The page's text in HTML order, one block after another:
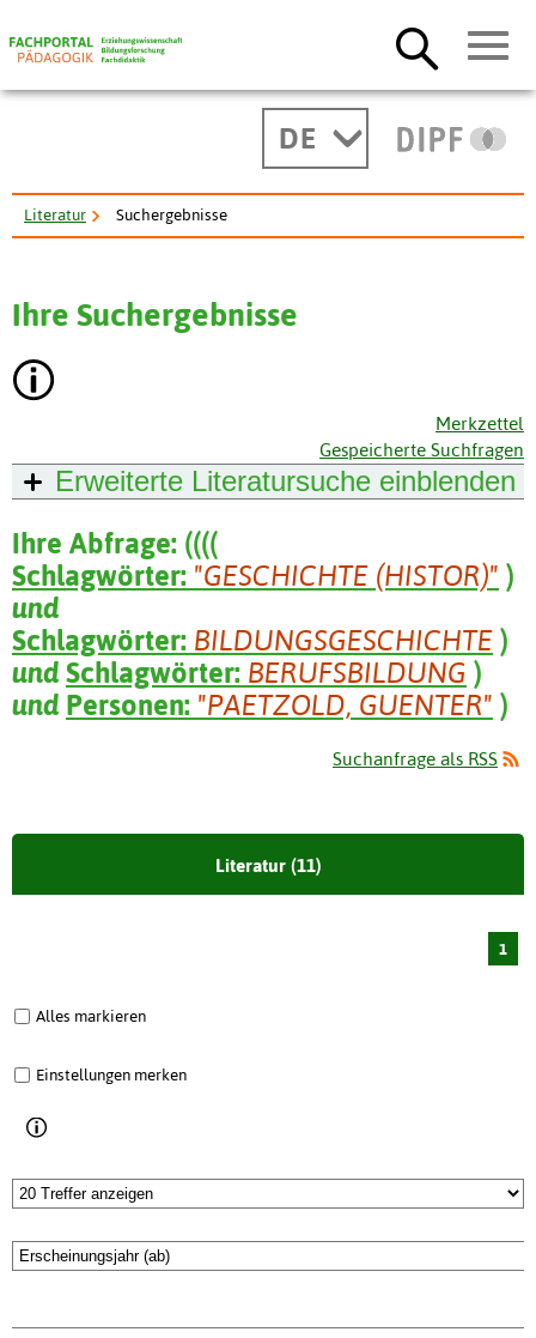
DE
Literatur Suchergebnisse
Ihre Suchergebnisse
Merkzettel
Gespeicherte Suchfragen
Erweiterte Literatursuche einblenden
Ihre Abfrage: ((((
Schlagwörter: "GESCHICHTE (HISTOR)" )
und
Schlagwörter: BILDUNGSGESCHICHTE )
und Schlagwörter: BERUFSBILDUNG )
und Personen: "PAETZOLD, GUENTER" )
Suchanfrage als RSS
Literatur (11)
1
Alles markieren
Einstellungen merken